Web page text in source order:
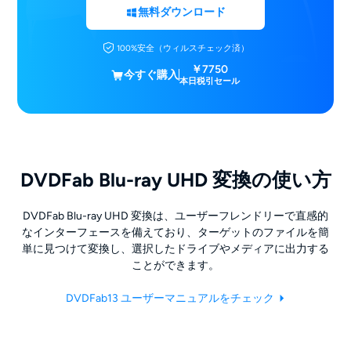
無料ダウンロード
100%安全（ウィルスチェック済）
今すぐ購入 ￥7750
本日税引セール
DVDFab Blu-ray UHD 変換の使い方
DVDFab Blu-ray UHD 変換は、ユーザーフレンドリーで直感的
なインターフェースを備えており、ターゲットのファイルを簡
単に見つけて変換し、選択したドライブやメディアに出力する
ことができます。
DVDFab13 ユーザーマニュアルをチェック